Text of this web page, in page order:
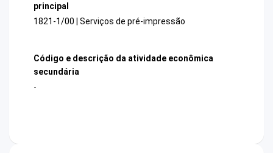
principal
1821-1/00 | Serviços de pré-impressão
Código e descrição da atividade econômica
secundária
-